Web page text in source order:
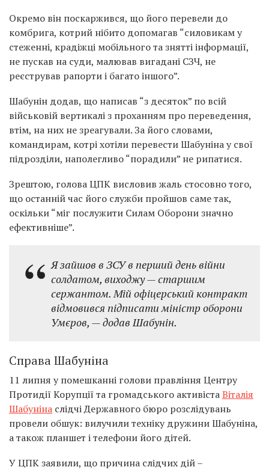
Окремо він поскаржився, що його перевели до
комбрига, котрий нібито допомагав “силовикам у
стеженні, крадіжці мобільного та знятті інформації,
не пускав на суди, малював вигадані СЗЧ, не
реєстрував рапорти і багато іншого”.
Шабунін додав, що написав “з десяток” по всій
військовій вертикалі з проханням про переведення,
втім, на них не зреагували. За його словами,
командирам, котрі хотіли перевести Шабуніна у свої
підрозділи, наполегливо “порадили” не рипатися.
Зрештою, голова ЦПК висловив жаль стосовно того,
що останній час його служби пройшов саме так,
оскільки “міг послужити Силам Оборони значно
ефективніше”.
Я зайшов в ЗСУ в перший день війни
солдатом, виходжу — старшим
сержантом. Мій офіцерський контракт
відмовився підписати міністр оборони
Умєров, — додав Шабунін.
Справа Шабуніна
11 липня у помешканні голови правління Центру
Протидії Корупції та громадського активістаВіталія
Шабуніна слідчі Державного бюро розслідувань
провели обшук: вилучили техніку дружини Шабуніна,
а також планшет і телефони його дітей.
У ЦПК заявили, що причина слідчих дій –